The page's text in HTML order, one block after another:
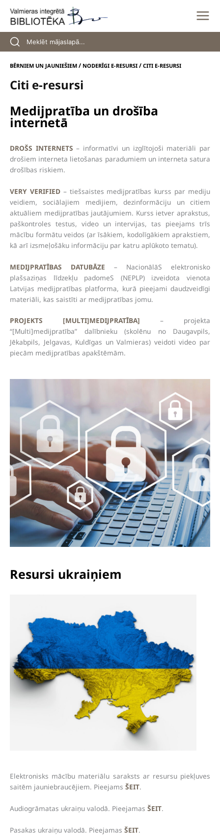
content
BĒRNIEM UN JAUNIEŠIEM / NODERĪGI E-RESURSI / CITI E-RESURSI
Citi e-resursi
Medijpratība un drošība
internetā
DROŠS INTERNETS – informatīvi un izglītojoši materiāli par
drošiem interneta lietošanas paradumiem un interneta satura
drošības riskiem.
VERY VERIFIED– tiešsaistes medijpratības kurss par mediju
veidiem, sociālajiem medijiem, dezinformāciju un citiem
aktuāliem medijpratības jautājumiem. Kurss ietver aprakstus,
paškontroles testus, video un intervijas, tas pieejams trīs
mācību formātu veidos (ar īsākiem, kodolīgākiem aprakstiem,
kā arī izsmeļošāku informāciju par katru aplūkoto tematu).
MEDIJPRATĪBAS DATUBĀZE – NacionālāS elektronisko
plašsaziņas līdzekļu padomeS (NEPLP) izveidota vienota
Latvijas medijpratības platforma, kurā pieejami daudzveidīgi
materiāli, kas saistīti ar medijpratības jomu.
PROJEKTS [MULTI]MEDIJPRATĪBA] – projekta
“[Multi]medijpratība” dalībnieku (skolēnu no Daugavpils,
Jēkabpils, Jelgavas, Kuldīgas un Valmieras) veidoti video par
piecām medijpratības apakštēmām.
Resursi ukraiņiem
Elektronisks mācību materiālu saraksts ar resursu piekļuves
saitēm jauniebraucējiem. Pieejams ŠEIT.
Audiogrāmatas ukraiņu valodā. Pieejamas ŠEIT.
Pasakas ukraiņu valodā. Pieejamas ŠEIT.